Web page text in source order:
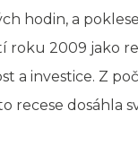
hodin, a
roku 2009 jako
a investice. Z
recese dosáhla